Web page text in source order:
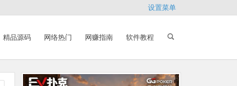
设置菜单
精品源码 网络热门 网赚指南 软件教程